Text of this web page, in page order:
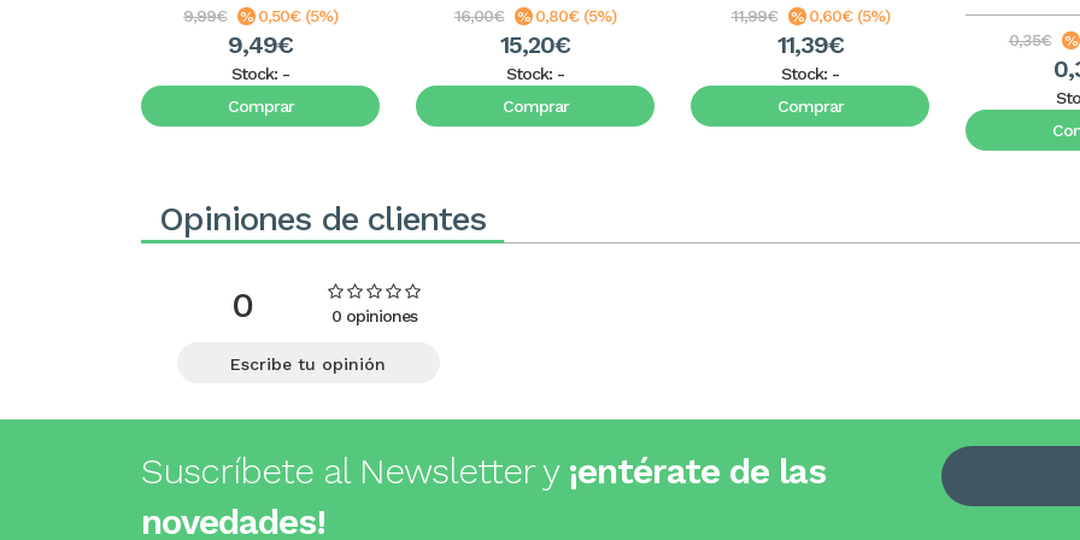
9,99€ 0,50€ (5%)
9,49€
Stock: -
Comprar
16,00€ 0,80€ (5%)
15,20€
Stock: -
Comprar
11,99€ 0,60€ (5%)
11,39€
Stock: -
Comprar
0,35€
Opiniones de clientes
0 0 opiniones
Escribe tu opinión
Suscríbete al Newsletter y ¡entérate de las
novedades!